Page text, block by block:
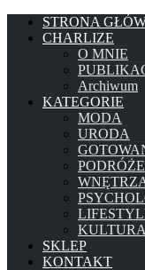
STRONA
CHARLIZE
O MNIE
Archiwum
KATEGORIE
MODA
URODA
PODRÓŻE
KULTURA
SKLEP
KONTAKT